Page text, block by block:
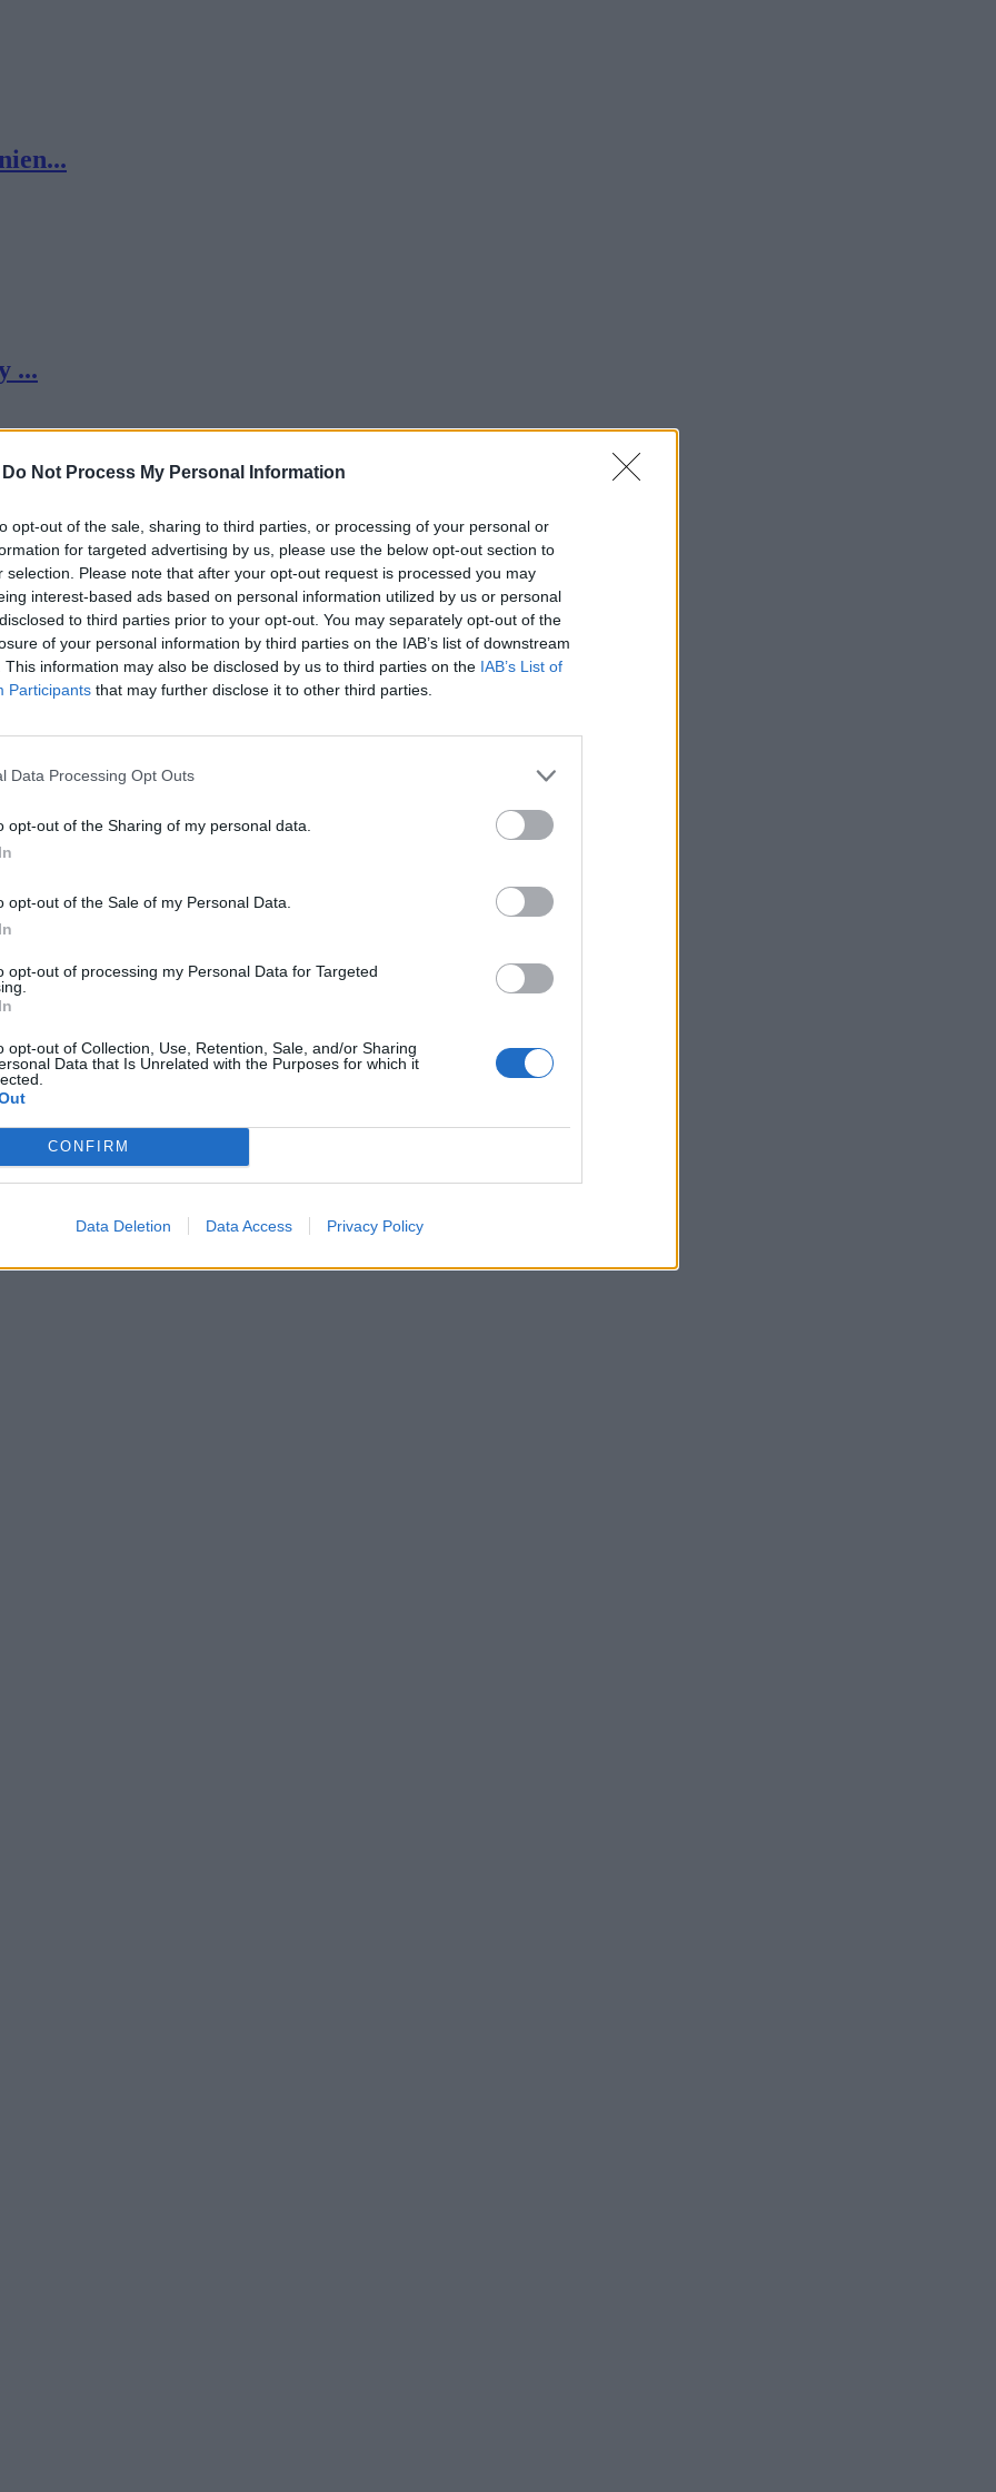
Do Not Process My Personal Information
opt-out of the sale, sharing to third parties, or processing of your personal or
for targeted advertising by us, please use the below opt-out section to
selection. Please note that after your opt-out request is processed you may
interest-based ads based on personal information utilized by us or personal
to third parties prior to your opt-out. You may separately opt-out of the
of your personal information by third parties on the IAB’s list of downstream
This information may also be disclosed by us to third parties on the IAB’s List of
Participants that may further disclose it to other third parties.
Data Processing Opt Outs
opt-out of the Sharing of my personal data.
opt-out of the Sale of my Personal Data.
opt-out of processing my Personal Data for Targeted
opt-out of Collection, Use, Retention, Sale, and/or Sharing
Data that Is Unrelated with the Purposes for which it
CONFIRM
Data Deletion Data Access Privacy Policy
...
d...